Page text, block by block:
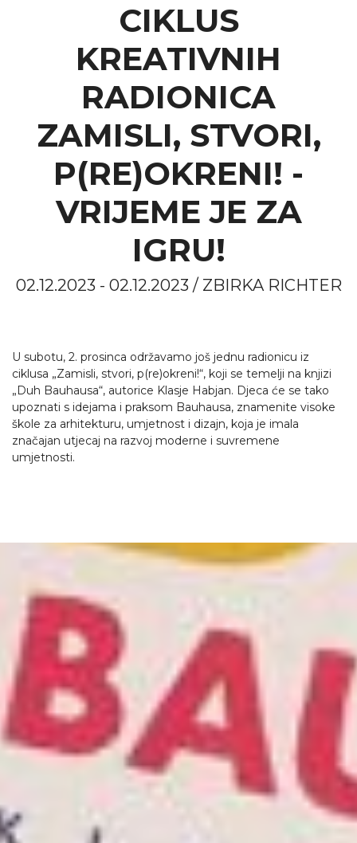
CIKLUS
KREATIVNIH
RADIONICA
ZAMISLI, STVORI,
P(RE)OKRENI! -
VRIJEME JE ZA
IGRU!
02.12.2023 - 02.12.2023 / ZBIRKA RICHTER
U subotu, 2. prosinca održavamo još jednu radionicu iz
ciklusa „Zamisli, stvori, p(re)okreni!“, koji se temelji na knjizi
„Duh Bauhausa“, autorice Klasje Habjan. Djeca će se tako
upoznati s idejama i praksom Bauhausa, znamenite visoke
škole za arhitekturu, umjetnost i dizajn, koja je imala
značajan utjecaj na razvoj moderne i suvremene
umjetnosti.